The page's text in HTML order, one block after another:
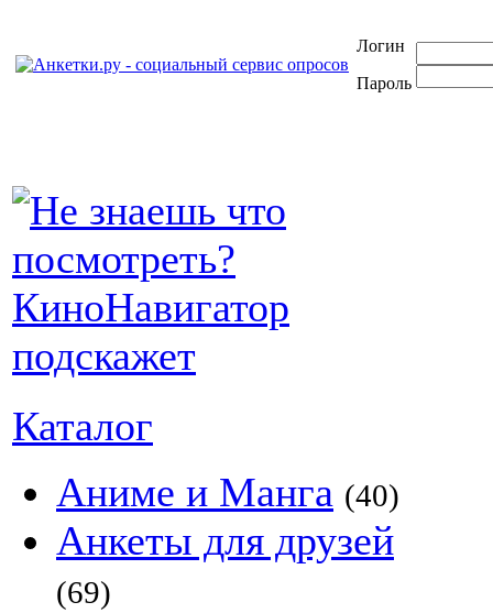
Логин
Пароль
Каталог
Аниме и Манга (40)
Анкеты для друзей
(69)